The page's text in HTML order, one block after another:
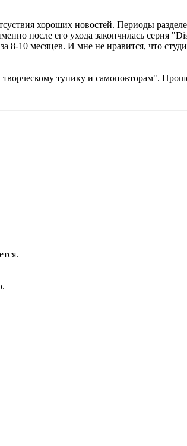
хороших новостей. Периоды
после его ухода закончилась серия
10 месяцев. И мне не нравится, что
тупику и самоповторам".